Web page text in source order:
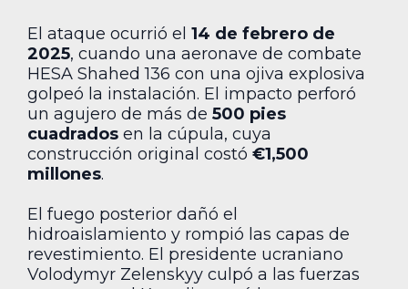
El ataque ocurrió el 14 de febrero de
2025, cuando una aeronave de combate
HESA Shahed 136 con una ojiva explosiva
golpeó la instalación. El impacto perforó
un agujero de más de 500 pies
cuadrados en la cúpula, cuya
construcción original costó €1,500
millones.
El fuego posterior dañó el
hidroaislamiento y rompió las capas de
revestimiento. El presidente ucraniano
Volodymyr Zelenskyy culpó a las fuerzas